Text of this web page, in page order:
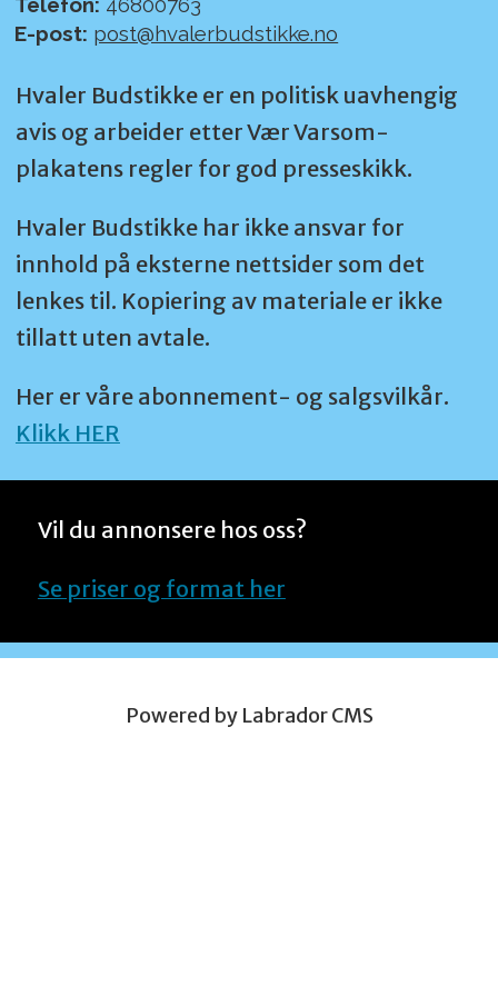
aftener pga stor etterspørsel)
Skalldyraften (uke 6)
Honnøraften (uke 7)
Herrenes aften (uke 9)
Skreiaften (uke 11)
Høstsesongen:
Sildeaften (uke 38)
Telefon: 46800763
E-post: post@hvalerbudstikke.no
Hvaler Budstikke er en politisk uavhengig
avis og arbeider etter Vær Varsom-
plakatens regler for god presseskikk.
Hvaler Budstikke har ikke ansvar for
innhold på eksterne nettsider som det
lenkes til. Kopiering av materiale er ikke
tillatt uten avtale.
Her er våre abonnement- og salgsvilkår.
Klikk HER
Vil du annonsere hos oss?
Se priser og format her
Powered by Labrador CMS